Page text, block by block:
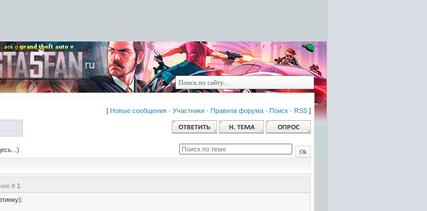
[ Новые сообщения · Участники · Правила форума · Поиск · RSS ]
# 1